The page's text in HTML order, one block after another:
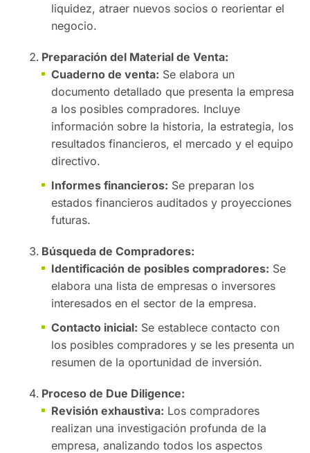
liquidez, atraer nuevos socios o reorientar el
negocio.
Preparación del Material de Venta:
Cuaderno de venta: Se elabora un
documento detallado que presenta la empresa
a los posibles compradores. Incluye
información sobre la historia, la estrategia, los
resultados financieros, el mercado y el equipo
directivo.
Informes financieros: Se preparan los
estados financieros auditados y proyecciones
futuras.
Búsqueda de Compradores:
Identificación de posibles compradores: Se
elabora una lista de empresas o inversores
interesados en el sector de la empresa.
Contacto inicial: Se establece contacto con
los posibles compradores y se les presenta un
resumen de la oportunidad de inversión.
Proceso de Due Diligence:
Revisión exhaustiva: Los compradores
realizan una investigación profunda de la
empresa, analizando todos los aspectos